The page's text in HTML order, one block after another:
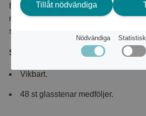
Brädet är av trä med 48 glasstenar.
metallfodral som förhindrar att brädet
stenarna faller ut.
Specifikationer:
Vikbart.
48 st glasstenar medföljer.
Tillåt nödvändiga
Nödvändiga